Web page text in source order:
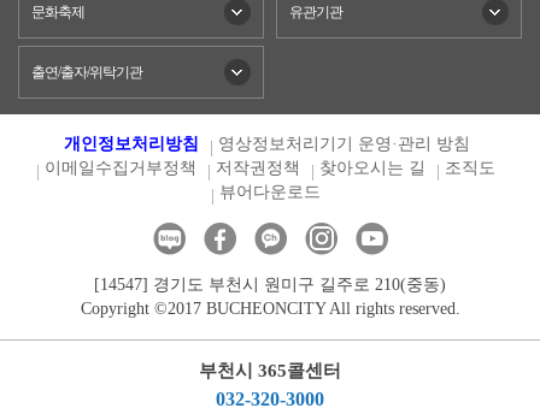
문화축제 유관기관
출연/출자/위탁기관
개인정보처리방침
영상정보처리기기 운영·관리 방침
이메일수집거부정책
저작권정책 찾아오시는 길
조직도
뷰어다운로드
[14547] 경기도 부천시 원미구 길주로 210(중동)
Copyright ©2017 BUCHEONCITY All rights reserved.
부천시 365콜센터
032-320-3000